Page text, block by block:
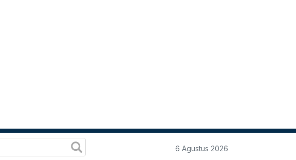
6 Agustus 2026